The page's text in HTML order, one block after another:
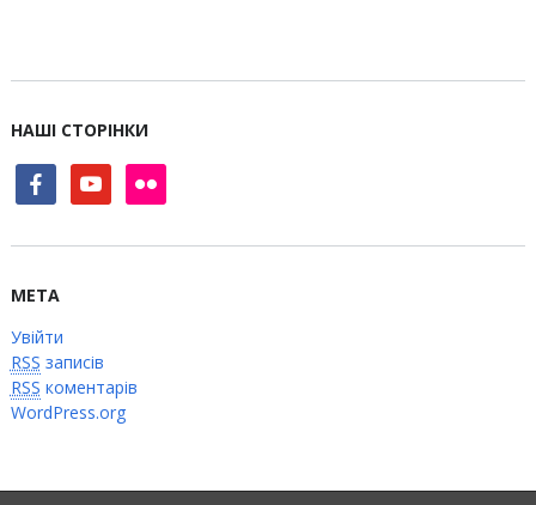
НАШІ СТОРІНКИ
facebookyoutube flickr
МЕТА
Увійти
RSS записів
RSS коментарів
WordPress.org